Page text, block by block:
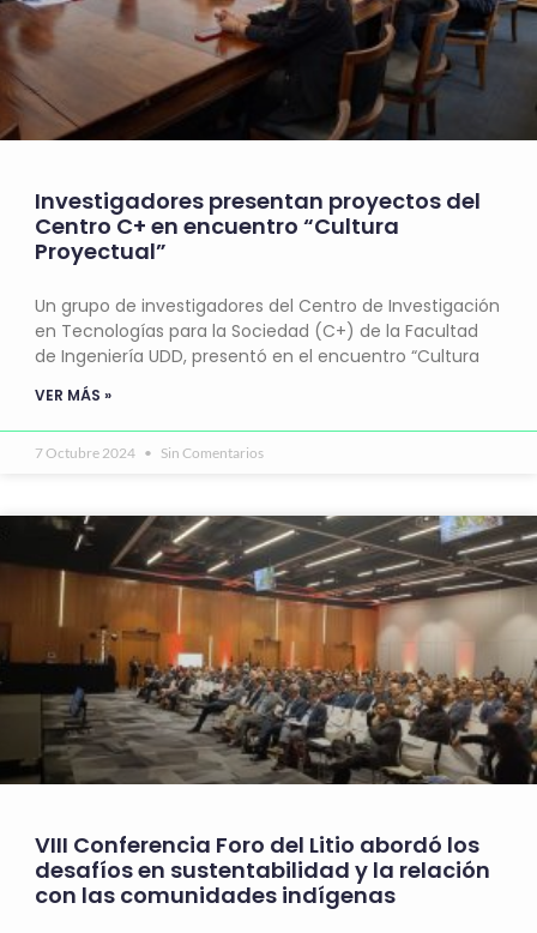
Investigadores presentan proyectos del
Centro C+ en encuentro “Cultura
Proyectual”
Un grupo de investigadores del Centro de Investigación
en Tecnologías para la Sociedad (C+) de la Facultad
de Ingeniería UDD, presentó en el encuentro “Cultura
VER MÁS »
7 Octubre 2024 Sin Comentarios
VIII Conferencia Foro del Litio abordó los
desafíos en sustentabilidad y la relación
con las comunidades indígenas